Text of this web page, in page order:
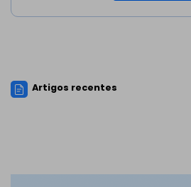
Artigos recentes